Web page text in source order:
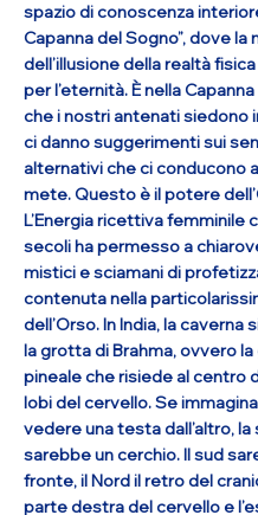
spazio di conoscenza
Capanna del Sogno”, dove la
dell’illusione della realtà
per l’eternità. È nella
che i nostri antenati siedono
ci danno suggerimenti sui
alternativi che ci conducono
mete. Questo è il potere
L’Energia ricettiva femminile
secoli ha permesso a
mistici e sciamani di
contenuta nella
dell’Orso. In India, la caverna
la grotta di Brahma, ovvero la
pineale che risiede al centro
lobi del cervello. Se
vedere una testa dall’altro,
sarebbe un cerchio. Il sud
fronte, il Nord il retro del
parte destra del cervello e